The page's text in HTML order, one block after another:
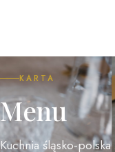
KARTA
Menu
Kuchnia śląsko-